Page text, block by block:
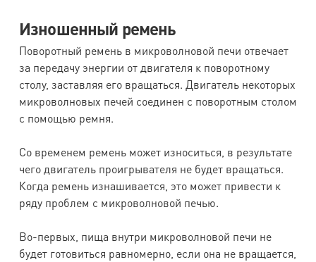
Изношенный ремень
Поворотный ремень в микроволновой печи отвечает
за передачу энергии от двигателя к поворотному
столу, заставляя его вращаться. Двигатель некоторых
микроволновых печей соединен с поворотным столом
с помощью ремня.
Со временем ремень может износиться, в результате
чего двигатель проигрывателя не будет вращаться.
Когда ремень изнашивается, это может привести к
ряду проблем с микроволновой печью.
Во-первых, пища внутри микроволновой печи не
будет готовиться равномерно, если она не вращается,